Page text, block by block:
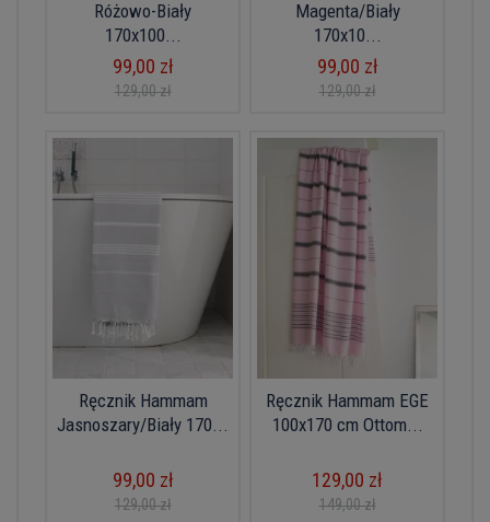
Różowo-Biały
170x100...
99,00 zł
129,00 zł
Magenta/Biały
170x10...
99,00 zł
129,00 zł
Ręcznik Hammam
Jasnoszary/Biały 170...
99,00 zł
129,00 zł
Ręcznik Hammam EGE
100x170 cm Ottom...
129,00 zł
149,00 zł